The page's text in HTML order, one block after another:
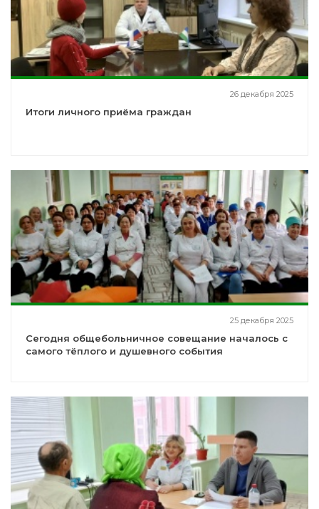
26 декабря 2025
Итоги личного приёма граждан
25 декабря 2025
Сегодня общебольничное совещание началось с
самого тёплого и душевного события